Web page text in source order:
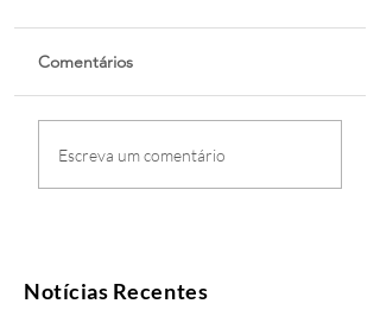
Comentários
Escreva um comentário
Notícias Recentes